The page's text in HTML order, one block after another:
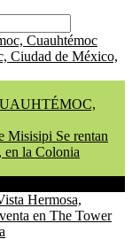
Misisipi Se rentan
en la Colonia